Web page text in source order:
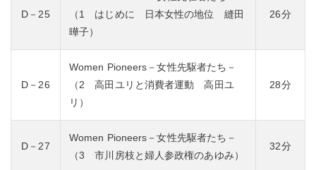
D－25
（1 はじめに 日本女性の地位 縫田
曄子）
26分
D－26
Women Pioneers－女性先駆者たち－
（2 高田ユリと消費者運動 高田ユ
リ）
28分
D－27
Women Pioneers－女性先駆者たち－
（3 市川房枝と婦人参政権のあゆみ）
32分